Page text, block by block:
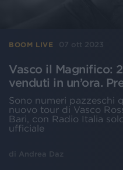
BOOM LIVE 07 ott 2023
Vasco il Magnifico:
venduti in un’ora.
Sono numeri pazzeschi
nuovo tour di Vasco
Bari, con Radio Italia
ufficiale
di Andrea Daz